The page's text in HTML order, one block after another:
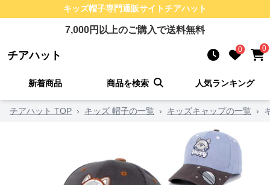
キッズ帽子専門通販サイトチアハット
7,000円以上のご購入で送料無料
チアハット 0 0
新着商品 商品を検索 人気ランキング
チアハット TOP › キッズ 帽子の一覧 › キッズキャップの一覧 ›